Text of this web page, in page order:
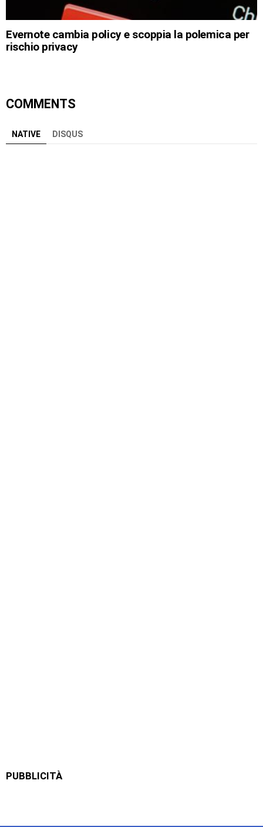
Evernote cambia policy e scoppia la polemica per
rischio privacy
COMMENTS
NATIVE DISQUS
PUBBLICITÀ